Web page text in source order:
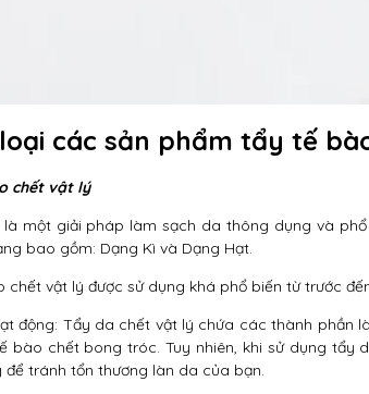
các sản phẩm tẩy tế
chết vật lý
một giải pháp làm sạch da thông dụng và
bao gồm: Dạng Kì và Dạng Hạt.
chết vật lý được sử dụng khá phổ biến từ trước
động: Tẩy da chết vật lý chứa các thành phần
bào chết bong tróc. Tuy nhiên, khi sử dụng
để tránh tổn thương làn da của bạn.